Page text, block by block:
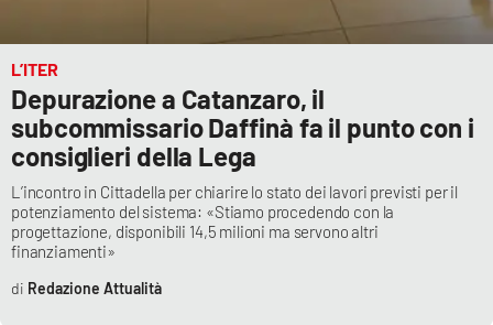
Storie
LAC
NETWORK
Lacplay.it
Lactv.it
Laconair.it
L’ITER
Depurazione a Catanzaro, il
subcommissario Daffinà fa il punto con i
consiglieri della Lega
L’incontro in Cittadella per chiarire lo stato dei lavori previsti per il
potenziamento del sistema: «Stiamo procedendo con la
progettazione, disponibili 14,5 milioni ma servono altri
finanziamenti»
Redazione Attualità